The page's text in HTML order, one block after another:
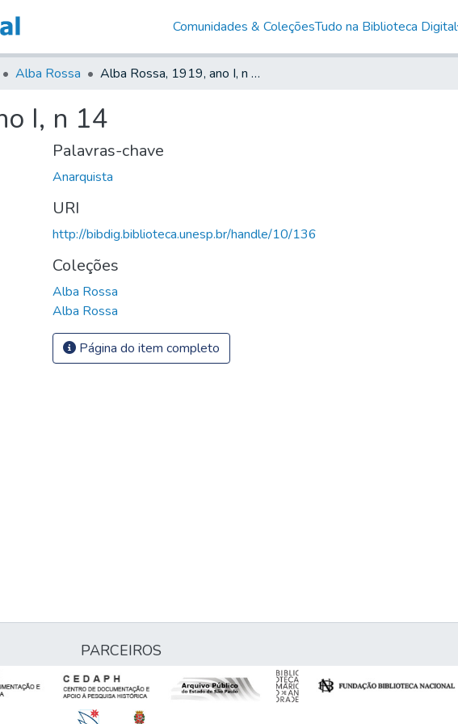
Comunidades & ColeçõesTudo na Biblioteca Digital
Alba Rossa Alba Rossa, 1919, ano I, n 14
I, n 14
Palavras-chave
Anarquista
URI
http://bibdig.biblioteca.unesp.br/handle/10/136
Coleções
Alba Rossa
Alba Rossa
Página do item completo
PARCEIROS